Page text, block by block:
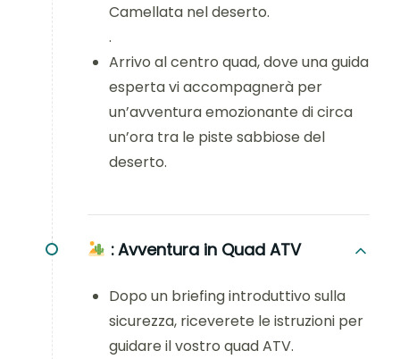
Camellata nel deserto.
.
Arrivo al centro quad, dove una guida
esperta vi accompagnerà per
un’avventura emozionante di circa
un’ora tra le piste sabbiose del
deserto.
:Avventura in Quad ATV
Dopo un briefing introduttivo sulla
sicurezza, riceverete le istruzioni per
guidare il vostro quad ATV.